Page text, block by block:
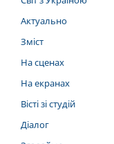
Актуально
Зміст
На сценах
На екранах
Вісті зі студій
Діалог